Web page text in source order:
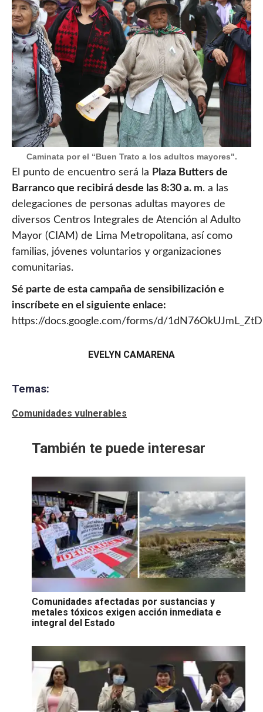
Caminata por el “Buen Trato a los adultos mayores".
El punto de encuentro será la Plaza Butters de
Barranco que recibirá desde las 8:30 a. m. a las
delegaciones de personas adultas mayores de
diversos Centros Integrales de Atención al Adulto
Mayor (CIAM) de Lima Metropolitana, así como
familias, jóvenes voluntarios y organizaciones
comunitarias.
Sé parte de esta campaña de sensibilización e
inscríbete en el siguiente enlace:
https://docs.google.com/forms/d/
EVELYN CAMARENA
Temas:
Comunidades vulnerables
También te puede interesar
Comunidades afectadas por sustancias y
metales tóxicos exigen acción inmediata e
integral del Estado